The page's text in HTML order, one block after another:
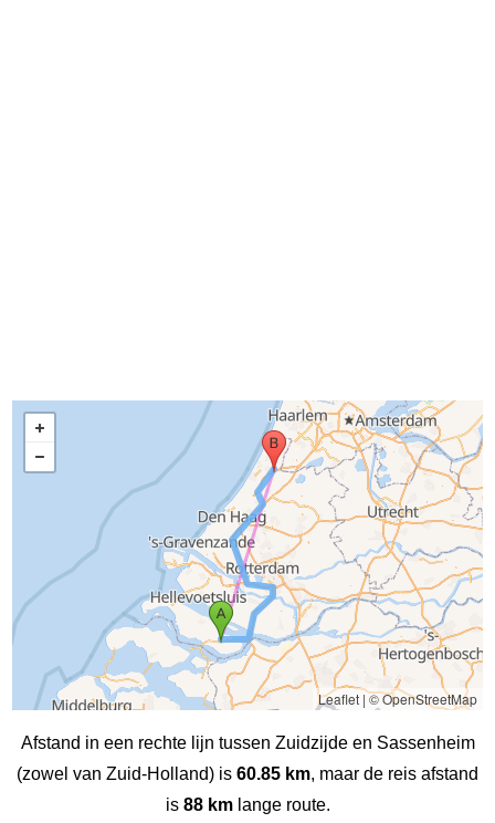
Leaflet|© OpenStreetMap
Afstand in een rechte lijn tussen Zuidzijde en Sassenheim
(zowel van Zuid-Holland) is 60.85 km, maar de reis afstand
is 88 kmlange route.